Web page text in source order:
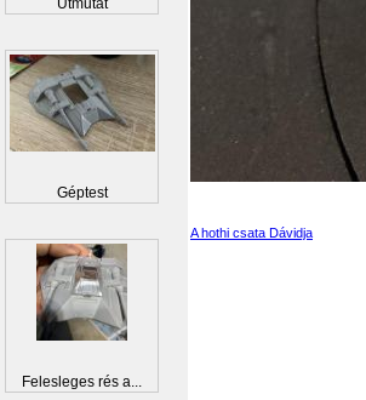
A hothi csata Dávidja
Útmutat
Géptest
Felesleges rés a...